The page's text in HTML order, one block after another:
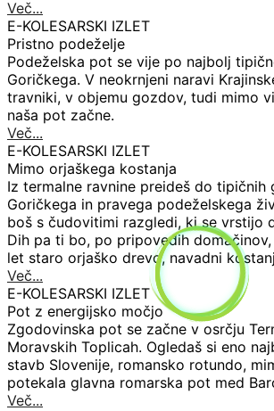
Več...
E-KOLESARSKI IZLET
Pristno podeželje
Podeželska pot se vije po najbolj
Goričkega. V neokrnjeni naravi
travniki, v objemu gozdov, tudi mimo
naša pot začne.​
Več...
E-KOLESARSKI IZLET
Mimo orjaškega kostanja
Iz termalne ravnine preideš do tipičnih
Goričkega in pravega podeželskega
boš s čudovitimi razgledi, ki se vrstijo
Dih pa ti bo, po pripovedih
let staro orjaško drevo, navadni
Več...
E-KOLESARSKI IZLET
Pot z energijsko močjo
Zgodovinska pot se začne v osrčju
Moravskih Toplicah. Ogledaš si eno
stavb Slovenije, romansko rotundo,
potekala glavna romarska pot med
Več...